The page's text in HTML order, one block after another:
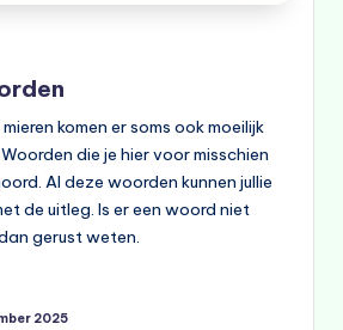
komen er soms ook moeilijk
die je hier voor misschien
Al deze woorden kunnen jullie
de uitleg. Is er een woord niet
gerust weten.
2025